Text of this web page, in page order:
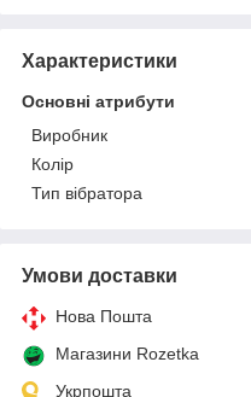
Характеристики
Основні атрибути
Виробник
Колір
Тип вібратора
Умови доставки
Нова Пошта
Магазини Rozetka
Укрпошта